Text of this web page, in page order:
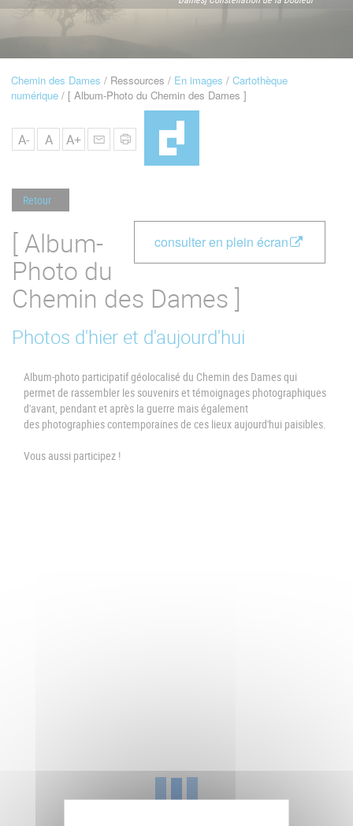
Navigation
Fil
Chemin des Dames Ressources En images
Cartothèque
numérique [ Album-Photo du Chemin des Dames ]
A- A A+
Retour
consulter en plein écran
[ Album-
Photo du
Chemin des Dames ]
Photos d'hier et d'aujourd'hui
Album-photo participatif géolocalisé du Chemin des Dames qui
permet de rassembler les souvenirs et témoignages photographiques
d'avant, pendant et après la guerre mais également
des photographies contemporaines de ces lieux aujourd'hui paisibles.
Vous aussi participez !